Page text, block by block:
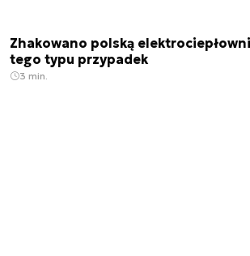
Zhakowano polską
tego typu przypadek
3 min.